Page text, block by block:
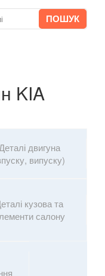
KIA
Деталі двигуна
випуску)
кузова та
салону